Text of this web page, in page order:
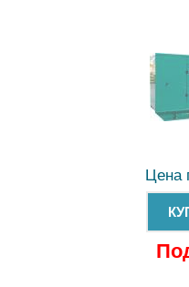
Цена